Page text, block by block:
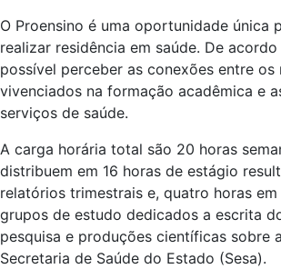
O Proensino é uma oportunidade única
realizar residência em saúde. De
possível perceber as conexões entre os
vivenciados na formação acadêmica e
serviços de saúde.
A carga horária total são 20 horas
distribuem em 16 horas de estágio
relatórios trimestrais e, quatro horas
grupos de estudo dedicados a escrita
pesquisa e produções científicas sobre
Secretaria de Saúde do Estado (Sesa).